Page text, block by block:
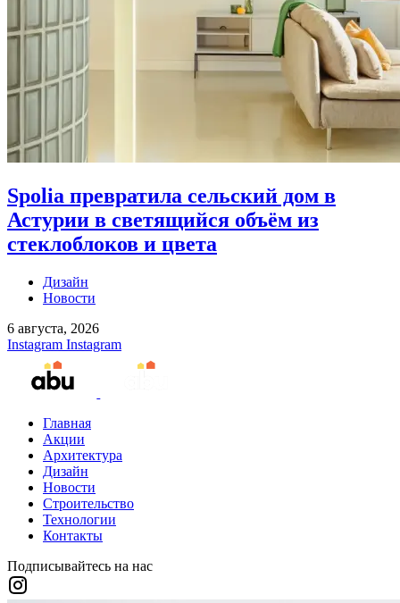
Spolia превратила сельский дом в
Астурии в светящийся объём из
стеклоблоков и цвета
Дизайн
Новости
6 августа, 2026
Instagram Instagram
Главная
Акции
Архитектура
Дизайн
Новости
Строительство
Технологии
Контакты
Подписывайтесь на нас